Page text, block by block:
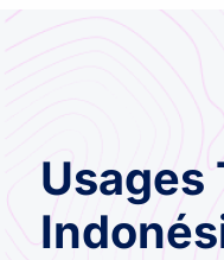
Usages